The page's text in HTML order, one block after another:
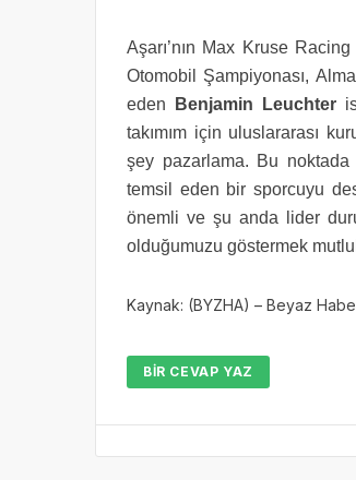
Aşarı’nın Max Kruse
Otomobil Şampiyonası,
eden
Benjamin Leuchter
takımım için uluslararası
şey pazarlama. Bu noktada
temsil eden bir sporcuyu
önemli ve şu anda lider
olduğumuzu göstermek
Kaynak: (BYZHA) – Beyaz
BIR CEVAP YAZ